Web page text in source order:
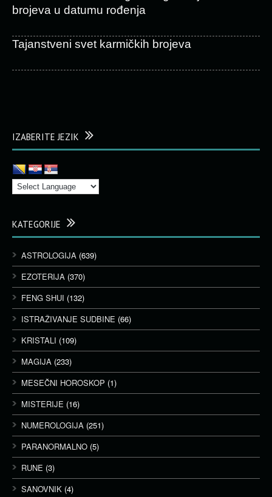
brojeva u datumu rođenja
Tajanstveni svet karmičkih brojeva
IZABERITE JEZIK
KATEGORIJE
ASTROLOGIJA (639)
EZOTERIJA (370)
FENG SHUI (132)
ISTRAŽIVANJE SUDBINE (66)
KRISTALI (109)
MAGIJA (233)
MESEČNI HOROSKOP (1)
MISTERIJE (16)
NUMEROLOGIJA (251)
PARANORMALNO (5)
RUNE (3)
SANOVNIK (4)